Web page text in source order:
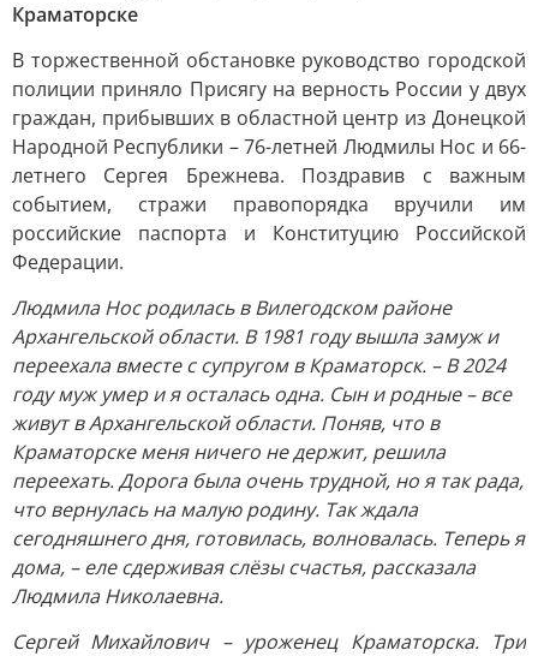
Краматорске
В торжественной обстановке руководство городской
полиции приняло Присягу на верность России у двух
граждан, прибывших в областной центр из Донецкой
Народной Республики – 76-летней Людмилы Нос и 66-
летнего Сергея Брежнева. Поздравив с важным
событием, стражи правопорядка вручили им
российские паспорта и Конституцию Российской
Федерации.
Людмила Нос родилась в Вилегодском районе
Архангельской области. В 1981 году вышла замуж и
переехала вместе с супругом в Краматорск. – В 2024
году муж умер и я осталась одна. Сын и родные – все
живут в Архангельской области. Поняв, что в
Краматорске меня ничего не держит, решила
переехать. Дорога была очень трудной, но я так рада,
что вернулась на малую родину. Так ждала
сегодняшнего дня, готовилась, волновалась. Теперь я
дома, – еле сдерживая слёзы счастья, рассказала
Людмила Николаевна.
Сергей Михайлович – уроженец Краматорска. Три